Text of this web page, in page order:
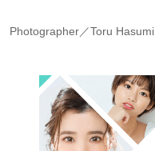
Photographer／Toru Hasumi